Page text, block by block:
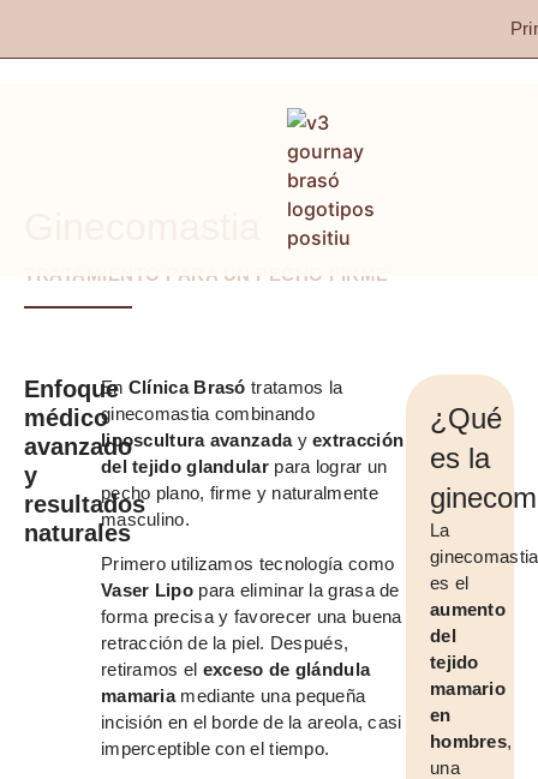
TRATAMIENTO PARA UN PECHO FIRME
Enfoque
médico
avanzado
y
resultados
naturales
En Clínica Brasó tratamos la
ginecomastia combinando
liposcultura avanzadayextracción
del tejido glandularpara lograr un
pecho plano, firme y naturalmente
masculino.
Primero utilizamos tecnología como
Vaser Lipopara eliminar la grasa de
forma precisa y favorecer una buena
retracción de la piel. Después,
retiramos el exceso de glándula
mamariamediante una pequeña
incisión en el borde de la areola, casi
imperceptible con el tiempo.
¿Qué
es la
La
ginecomastia
es el
aumento
del
tejido
mamario
en
hombres,
una